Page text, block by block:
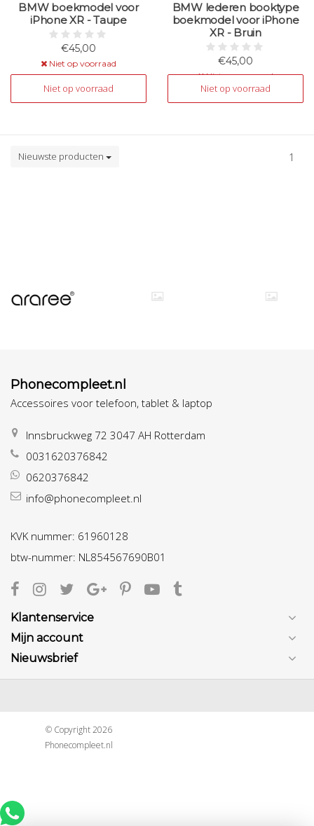
BMW boekmodel voor
iPhone XR - Taupe
€45,00
Niet op voorraad
Niet op voorraad
BMW lederen booktype
boekmodel voor iPhone
XR - Bruin
€45,00
Niet op voorraad
Niet op voorraad
Nieuwste producten 1
Phonecompleet.nl
Accessoires voor telefoon, tablet & laptop
Innsbruckweg 72 3047 AH Rotterdam
0031620376842
0620376842
info@phonecompleet.nl
KVK nummer: 61960128
btw-nummer: NL854567690B01
Klantenservice
Mijn account
Nieuwsbrief
© Copyright 2026
Phonecompleet.nl